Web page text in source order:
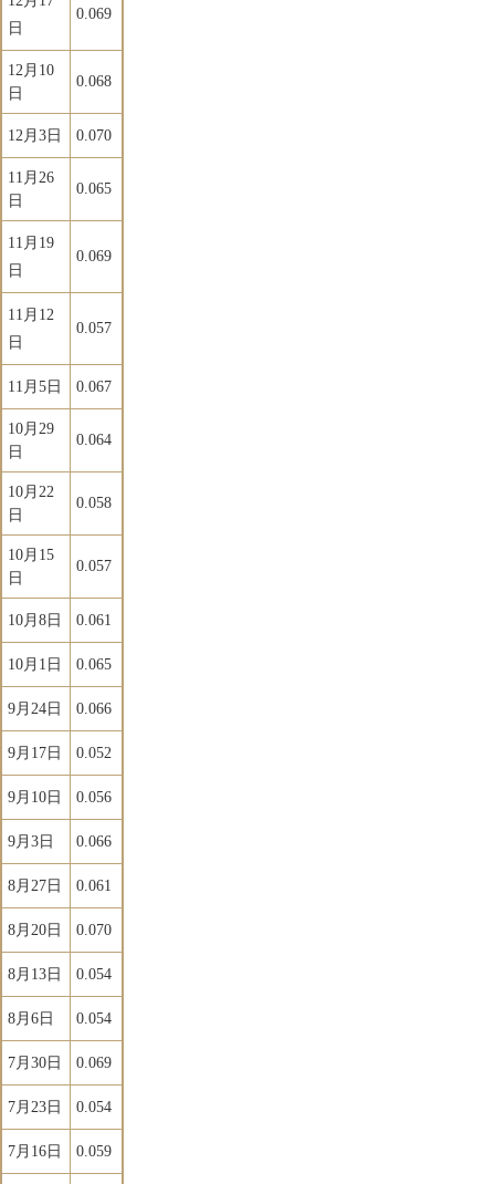
日
0.069
12月10
日
0.068
12月3日 0.070
11月26
日
0.065
11月19
日
0.069
11月12
日
0.057
11月5日 0.067
10月29
日
0.064
10月22
日
0.058
10月15
日
0.057
10月8日 0.061
10月1日 0.065
9月24日 0.066
9月17日 0.052
9月10日 0.056
9月3日 0.066
8月27日 0.061
8月20日 0.070
8月13日 0.054
8月6日 0.054
7月30日 0.069
7月23日 0.054
7月16日 0.059